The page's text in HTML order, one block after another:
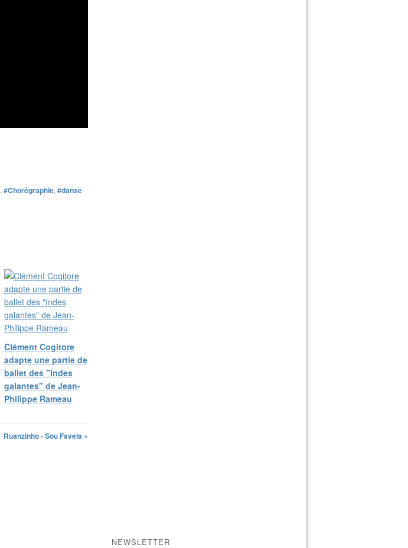
, #Chorégraphie, #danse
Clément Cogitore
adapte une partie de
ballet des "Indes
galantes" de Jean-
Philippe Rameau
Ruanzinho - Sou Favela »
NEWSLETTER